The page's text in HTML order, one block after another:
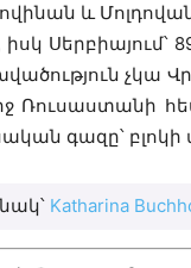
և
իսկ Սերբիայում՝
չկա
Ռուսաստանի
գազը՝ բլոկի
Katharina